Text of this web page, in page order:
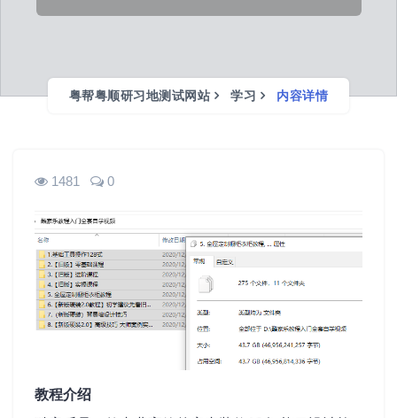
粤帮粤顺研习地测试网站 学习 内容详情
1481 0
教程介绍